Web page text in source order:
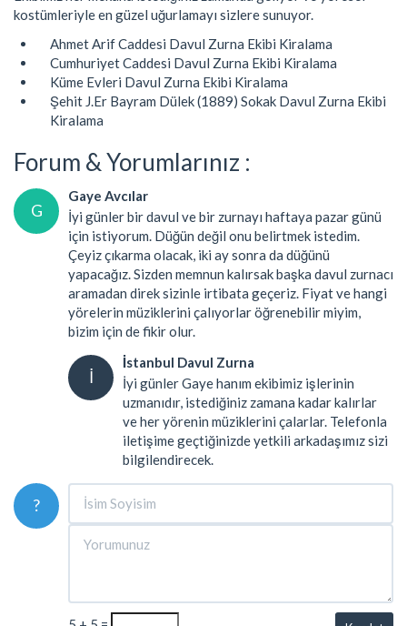
kostümleriyle en güzel uğurlamayı sizlere sunuyor.
Ahmet Arif Caddesi Davul Zurna Ekibi Kiralama
Cumhuriyet Caddesi Davul Zurna Ekibi Kiralama
Küme Evleri Davul Zurna Ekibi Kiralama
Şehit J.Er Bayram Dülek (1889) Sokak Davul Zurna Ekibi
Kiralama
Forum & Yorumlarınız :
G
Gaye Avcılar
İyi günler bir davul ve bir zurnayı haftaya pazar günü
için istiyorum. Düğün değil onu belirtmek istedim.
Çeyiz çıkarma olacak, iki ay sonra da düğünü
yapacağız. Sizden memnun kalırsak başka davul zurnacı
aramadan direk sizinle irtibata geçeriz. Fiyat ve hangi
yörelerin müziklerini çalıyorlar öğrenebilir miyim,
bizim için de fikir olur.
İ
İstanbul Davul Zurna
İyi günler Gaye hanım ekibimiz işlerinin
uzmanıdır, istediğiniz zamana kadar kalırlar
ve her yörenin müziklerini çalarlar. Telefonla
iletişime geçtiğinizde yetkili arkadaşımız sizi
bilgilendirecek.
?